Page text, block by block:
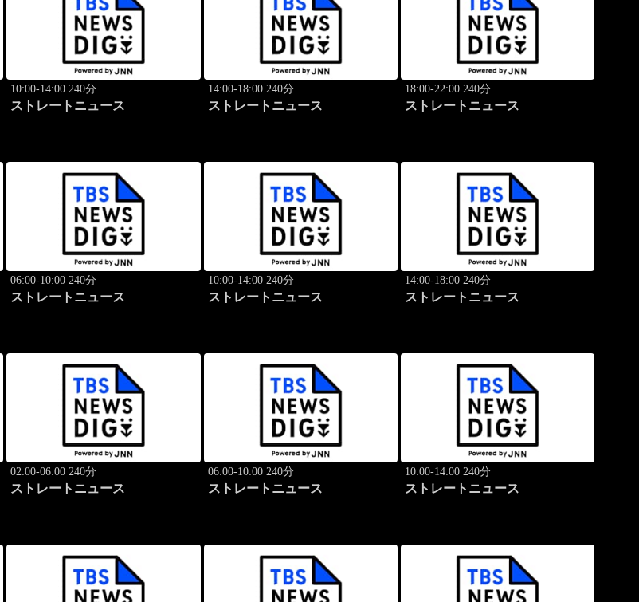
10:00-14:00 240分
ストレートニュース
14:00-18:00 240分
ストレートニュース
18:00-22:00 240分
ストレートニュース
06:00-10:00 240分
ストレートニュース
10:00-14:00 240分
ストレートニュース
14:00-18:00 240分
ストレートニュース
02:00-06:00 240分
ストレートニュース
06:00-10:00 240分
ストレートニュース
10:00-14:00 240分
ストレートニュース